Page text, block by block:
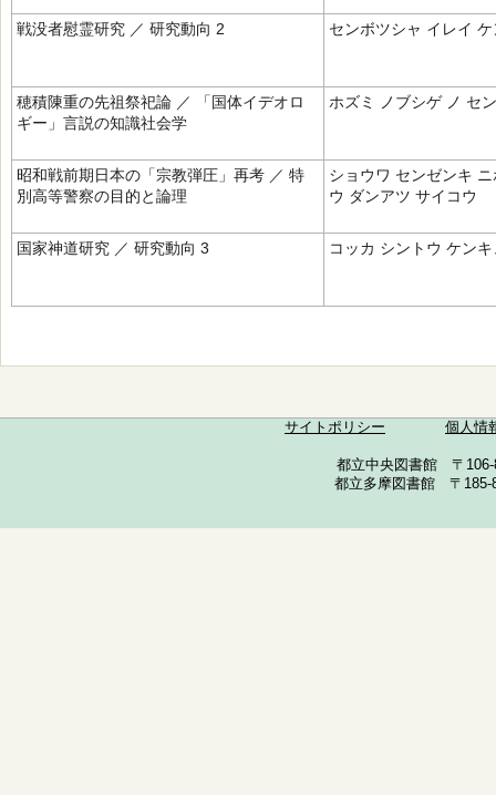
戦没者慰霊研究 ／ 研究動向 2 センボツシャ イレイ
穂積陳重の先祖祭祀論 ／ 「国体イデオロ
ギー」言説の知識社会学
ホズミ ノブシゲ ノ セ
昭和戦前期日本の「宗教弾圧」再考 ／ 特
別高等警察の目的と論理
ショウワ センゼンキ
ウ ダンアツ サイコウ
国家神道研究 ／ 研究動向 3 コッカ シントウ ケン
サイトポリシー 個人情
都立中央図書館 〒
都立多摩図書館 〒185-